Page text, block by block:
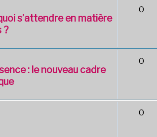
s’attendre en matière
?
0
: le nouveau cadre
0
0